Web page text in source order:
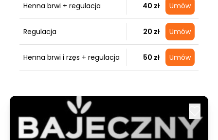
Henna brwi + regulacja 40 zł Umów
Regulacja 20 zł Umów
Henna brwi i rzęs + regulacja 50 zł Umów